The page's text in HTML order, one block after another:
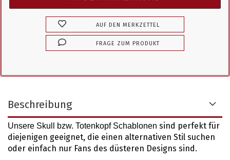
AUF DEN MERKZETTEL
FRAGE ZUM PRODUKT
Beschreibung
Unsere Skull bzw. Totenkopf Schablonen sind perfekt für
diejenigen geeignet, die einen alternativen Stil suchen
oder einfach nur Fans des düsteren Designs sind.